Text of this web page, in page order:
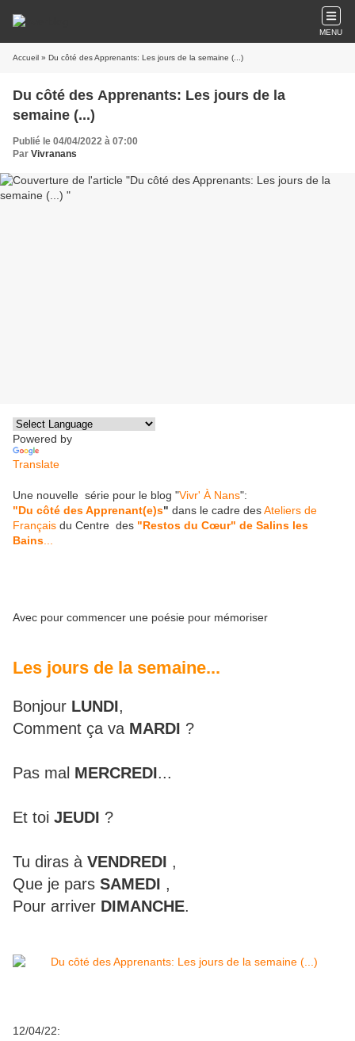
MENU
Accueil » Du côté des Apprenants: Les jours de la semaine (...)
Du côté des Apprenants: Les jours de la
semaine (...)
Publié le 04/04/2022 à 07:00
Par Vivranans
Powered by
Translate
Une nouvelle série pour le blog "Vivr' À Nans":
"Du côté des Apprenant(e)s" dans le cadre desAteliers de
Français du Centre des "Restos du Cœur" de Salins les
Bains
Avec pour commencer une poésie pour mémoriser
Les jours de la semaine...
Bonjour LUNDI,
Comment ça va MARDI ?
Pas mal MERCREDI...
Et toi JEUDI ?
Tu diras à VENDREDI ,
Que je pars SAMEDI ,
Pour arriver DIMANCHE.
12/04/22: